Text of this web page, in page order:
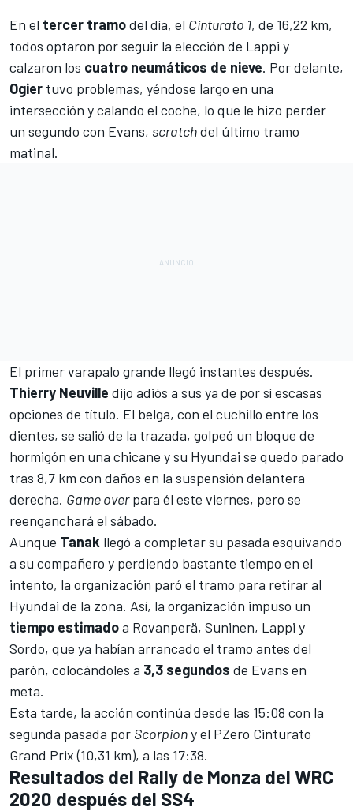
En el tercer tramodel día, el Cinturato 1, de 16,22 km,
todos optaron por seguir la elección de Lappi y
calzaron los cuatro neumáticos de nieve. Por delante,
Ogier tuvo problemas, yéndose largo en una
intersección y calando el coche, lo que le hizo perder
un segundo con Evans, scratchdel último tramo
matinal.
El primer varapalo grande llegó instantes después.
Thierry Neuville dijo adiós a sus ya de por sí escasas
opciones de título. El belga, con el cuchillo entre los
dientes, se salió de la trazada, golpeó un bloque de
hormigón en una chicane y su Hyundai se quedo parado
tras 8,7 km con daños en la suspensión delantera
derecha. Game overpara él este viernes, pero se
reenganchará el sábado.
Aunque Tanak llegó a completar su pasada esquivando
a su compañero y perdiendo bastante tiempo en el
intento, la organización paró el tramo para retirar al
Hyundai de la zona. Así, la organización impuso un
tiempo estimadoa Rovanperä, Suninen, Lappi y
Sordo, que ya habían arrancado el tramo antes del
parón, colocándoles a 3,3 segundos de Evans en
meta.
Esta tarde, la acción continúa desde las 15:08 con la
segunda pasada por Scorpiony el PZero Cinturato
Grand Prix (10,31 km), a las 17:38.
Resultados del Rally de Monza del WRC
2020 después del SS4